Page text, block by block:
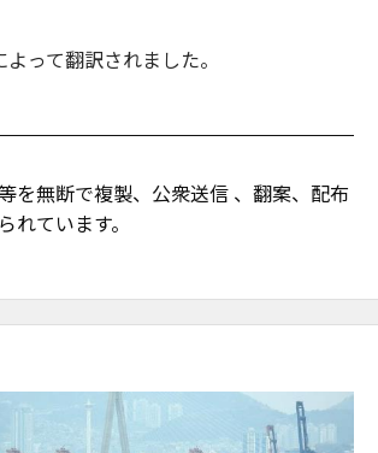
って翻訳されました。
を無断で複製、公衆送信 、翻案、配布
れています。